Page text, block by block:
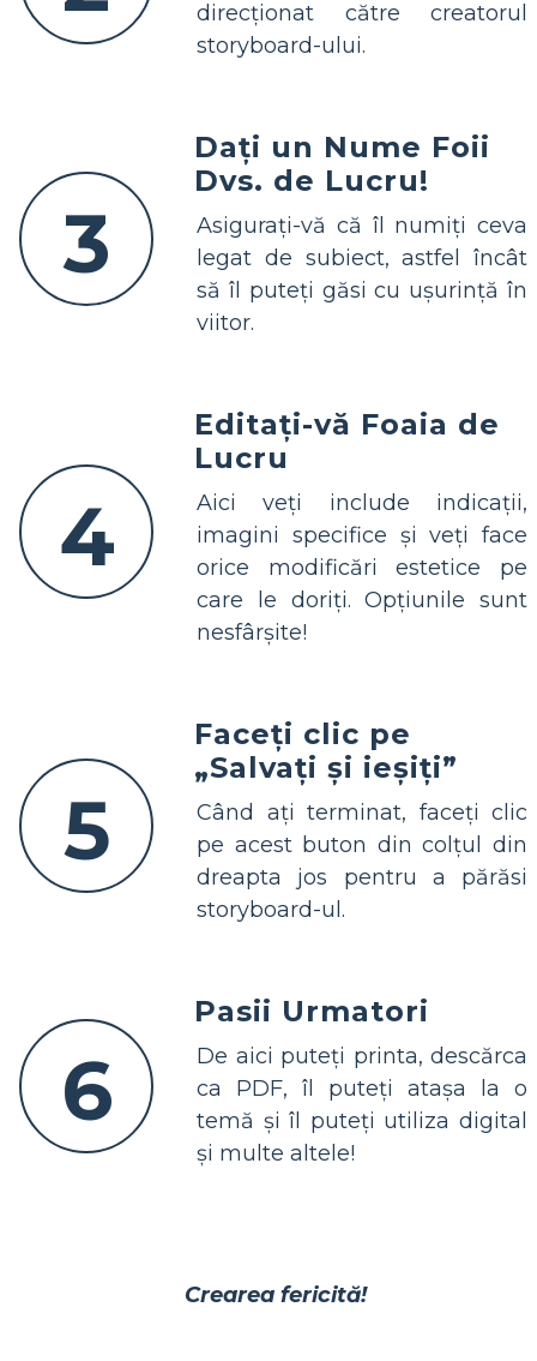
direcționat către creatorul
storyboard-ului.
3
Dați un Nume Foii
Dvs. de Lucru!
Asigurați-vă că îl numiți ceva
legat de subiect, astfel încât
să îl puteți găsi cu ușurință în
viitor.
4
Editați-vă Foaia de
Lucru
Aici veți include indicații,
imagini specifice și veți face
orice modificări estetice pe
care le doriți. Opțiunile sunt
nesfârșite!
5
Faceți clic pe
„Salvați și ieșiți”
Când ați terminat, faceți clic
pe acest buton din colțul din
dreapta jos pentru a părăsi
storyboard-ul.
6
Pasii Urmatori
De aici puteți printa, descărca
ca PDF, îl puteți atașa la o
temă și îl puteți utiliza digital
și multe altele!
Crearea fericită!